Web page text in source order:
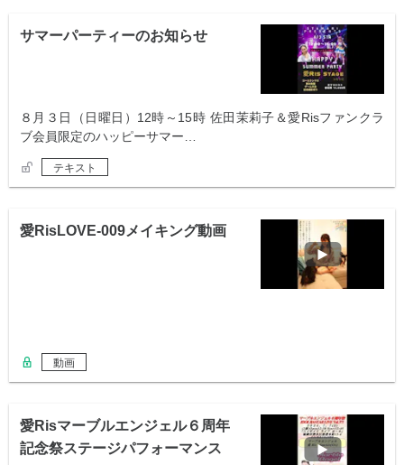
サマーパーティーのお知らせ
８月３日（日曜日）12時～15時 佐田茉莉子＆愛Risファンクラ
ブ会員限定のハッピーサマー…
テキスト
愛RisLOVE-009メイキング動画
動画
愛Risマーブルエンジェル６周年
記念祭ステージパフォーマンス